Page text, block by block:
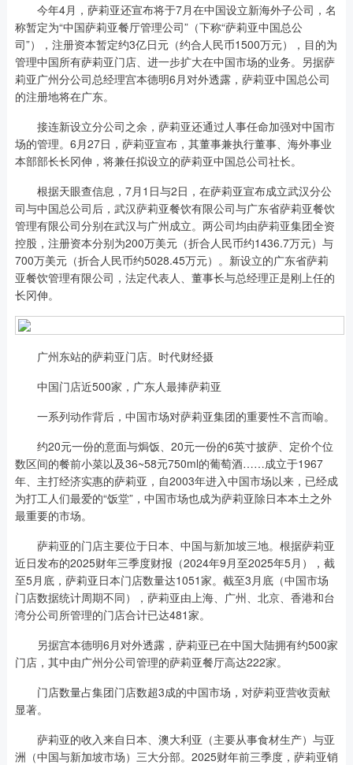
今年4月，萨莉亚还宣布将于7月在中国设立新海外子公司，名
称暂定为“中国萨莉亚餐厅管理公司”（下称“萨莉亚中国总公
司”），注册资本暂定约3亿日元（约合人民币1500万元），目的为
管理中国所有萨莉亚门店、进一步扩大在中国市场的业务。另据萨
莉亚广州分公司总经理宫本德明6月对外透露，萨莉亚中国总公司
的注册地将在广东。
接连新设立分公司之余，萨莉亚还通过人事任命加强对中国市
场的管理。6月27日，萨莉亚宣布，其董事兼执行董事、海外事业
本部部长长冈伸，将兼任拟设立的萨莉亚中国总公司社长。
根据天眼查信息，7月1日与2日，在萨莉亚宣布成立武汉分公
司与中国总公司后，武汉萨莉亚餐饮有限公司与广东省萨莉亚餐饮
管理有限公司分别在武汉与广州成立。两公司均由萨莉亚集团全资
控股，注册资本分别为200万美元（折合人民币约1436.7万元）与
700万美元（折合人民币约5028.45万元）。新设立的广东省萨莉
亚餐饮管理有限公司，法定代表人、董事长与总经理正是刚上任的
长冈伸。
广州东站的萨莉亚门店。时代财经摄
中国门店近500家，广东人最捧萨莉亚
一系列动作背后，中国市场对萨莉亚集团的重要性不言而喻。
约20元一份的意面与焗饭、20元一份的6英寸披萨、定价个位
数区间的餐前小菜以及36~58元750ml的葡萄酒……成立于1967
年、主打经济实惠的萨莉亚，自2003年进入中国市场以来，已经成
为打工人们最爱的“饭堂”，中国市场也成为萨莉亚除日本本土之外
最重要的市场。
萨莉亚的门店主要位于日本、中国与新加坡三地。根据萨莉亚
近日发布的2025财年三季度财报（2024年9月至2025年5月），截
至5月底，萨莉亚日本门店数量达1051家。截至3月底（中国市场
门店数据统计周期不同），萨莉亚由上海、广州、北京、香港和台
湾分公司所管理的门店合计已达481家。
另据宫本德明6月对外透露，萨莉亚已在中国大陆拥有约500家
门店，其中由广州分公司管理的萨莉亚餐厅高达222家。
门店数量占集团门店数超3成的中国市场，对萨莉亚营收贡献
显著。
萨莉亚的收入来自日本、澳大利亚（主要从事食材生产）与亚
洲（中国与新加坡市场）三大分部。2025财年前三季度，萨莉亚销